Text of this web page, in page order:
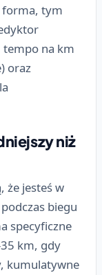
forma, tym
tempo na km
oraz
niż
że jesteś w
biegu
specyficzne
km, gdy
kumulatywne